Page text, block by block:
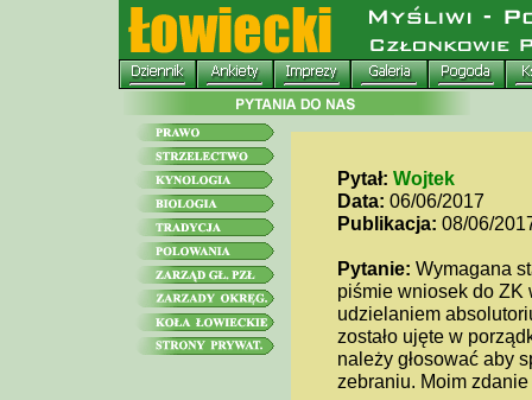
Pytał: Wojtek
Data: 06/06/2017
Publikacja: 08/06/
Pytanie: Wymagana
piśmie wniosek do ZK
udzielaniem
zostało ujęte w
należy głosować aby
zebraniu. Moim